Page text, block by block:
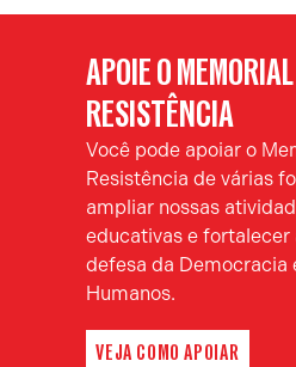
APOIE O
RESISTÊNCIA
Você pode apoiar o
Resistência de várias
ampliar nossas
educativas e fortalecer
defesa da Democracia
Humanos.
VEJA COMO APOIAR